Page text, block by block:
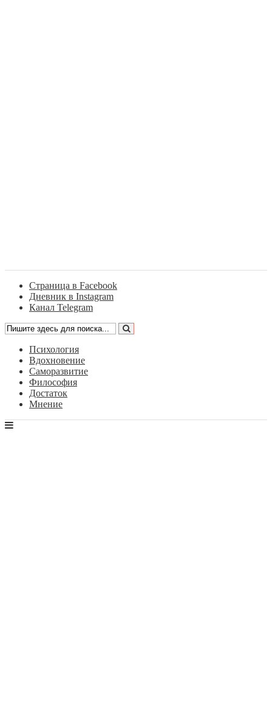
Страница в Facebook
Дневник в Instagram
Канал Telegram
Психология
Вдохновение
Саморазвитие
Философия
Достаток
Мнение